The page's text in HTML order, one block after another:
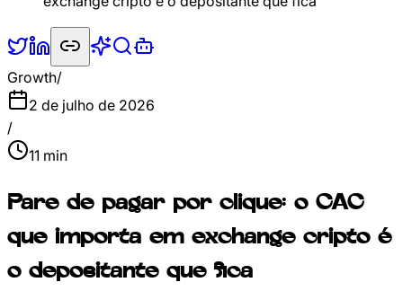
Growth/
2 de julho de 2026
/
11 min
Pare de pagar por clique: o CAC
que importa em exchange cripto é
o depositante que fica